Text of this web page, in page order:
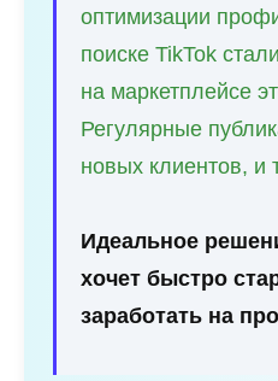
оптимизации
поиске TikTok
на маркетплейсе
Регулярные
новых клиентов, и
Идеальное
хочет быстро
заработать на